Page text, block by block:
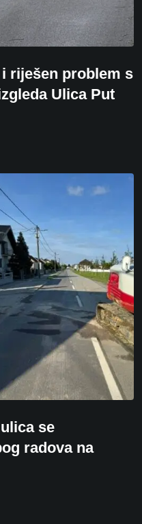
riješen problem s
Ulica Put
se
radova na